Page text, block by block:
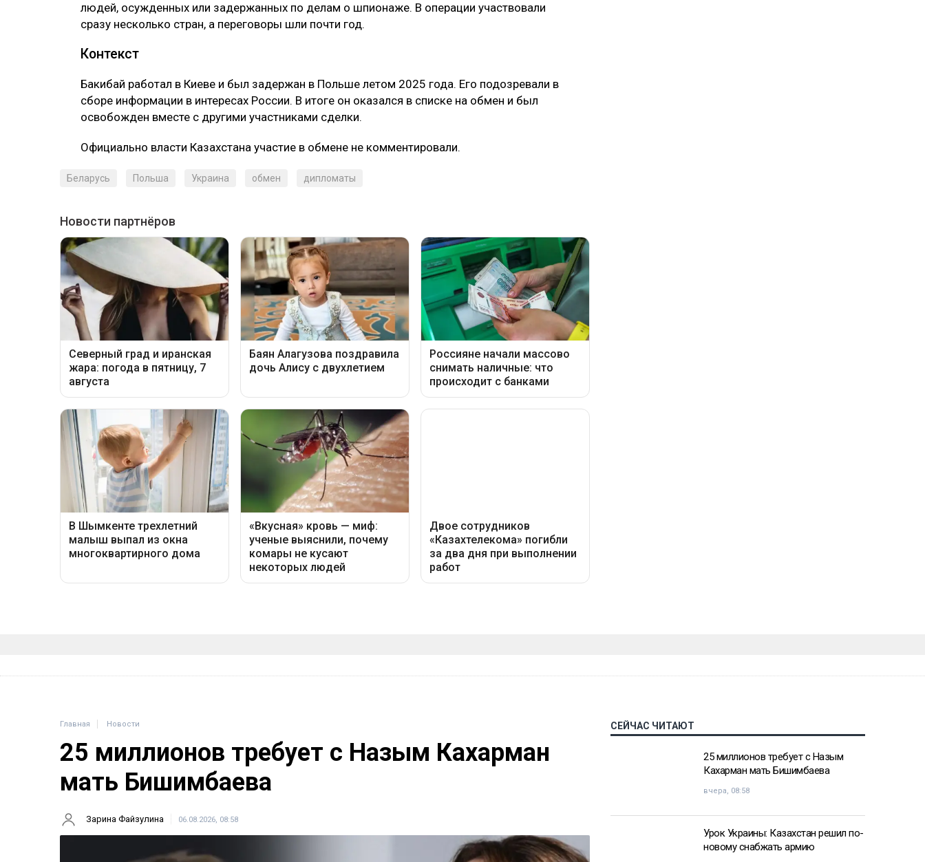
людей, осужденных или задержанных по делам о шпионаже. В операции участвовали
сразу несколько стран, а переговоры шли почти год.
Контекст
Бакибай работал в Киеве и был задержан в Польше летом 2025 года. Его подозревали в
сборе информации в интересах России. В итоге он оказался в списке на обмен и был
освобожден вместе с другими участниками сделки.
Официально власти Казахстана участие в обмене не комментировали.
Беларусь Польша Украина обмен дипломаты
Главная Новости
25 миллионов требует с Назым Кахарман
мать Бишимбаева
Зарина Файзулина 06.08.2026, 08:58
СЕЙЧАС ЧИТАЮТ
25 миллионов требует с Назым
Кахарман мать Бишимбаева
вчера, 08:58
Урок Украины: Казахстан решил по-
новому снабжать армию